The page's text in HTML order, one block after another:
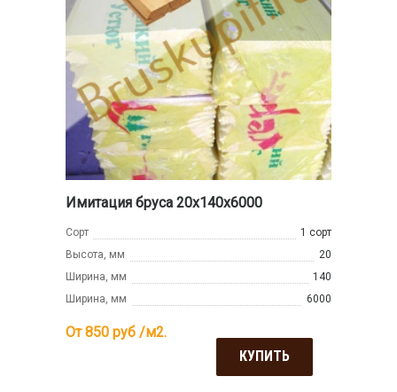
Имитация бруса 20x140x6000
Сорт
1 сорт
Высота, мм
20
Ширина, мм
140
Ширина, мм
6000
От 850 руб /м2.
КУПИТЬ